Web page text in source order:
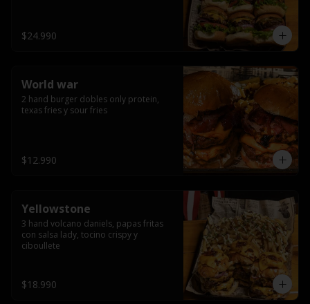
$24.990
World war
2 hand burger dobles only protein,
texas fries y sour fries
$12.990
Yellowstone
3 hand volcano daniels, papas fritas
con salsa lady, tocino crispy y
ciboullete
$18.990